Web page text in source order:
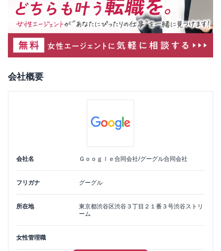
会社概要
会社名 Ｇｏｏｇｌｅ合同会社/グーグル合同会社
フリガナ グーグル
所在地 東京都渋谷区渋谷３丁目２１番３号渋谷ストリ
ーム
女性管理職